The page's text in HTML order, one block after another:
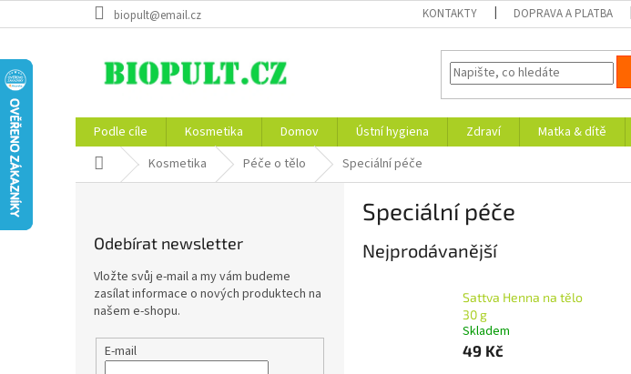
na
biopult@email.cz KONTAKTY DOPRAVA A PLATBA
Podle cíle Kosmetika Domov Ústní hygiena Zdraví Matka & dítě
Domů Kosmetika Péče o tělo Speciální péče
Odebírat newsletter
Vložte svůj e-mail a my vám budeme
zasílat informace o nových produktech na
našem e-shopu.
E-mail
Speciální péče
Nejprodávanější
Sattva Henna na tělo
30 g
Skladem
49 Kč